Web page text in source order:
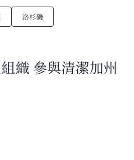
洛杉磯
織 參與清潔加州